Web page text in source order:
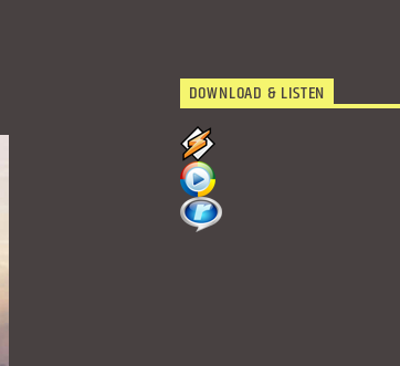
DOWNLOAD & LISTEN